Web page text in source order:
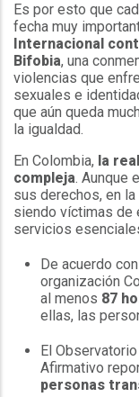
Es por esto que
fecha muy
Internacional
Bifobia, una
violencias que
sexuales e
que aún queda
la igualdad.
En Colombia, la
compleja. Aunque
sus derechos, en
siendo víctimas de
servicios
De acuerdo
organización
al menos 87
ellas, las
El
Afirmativo
personas